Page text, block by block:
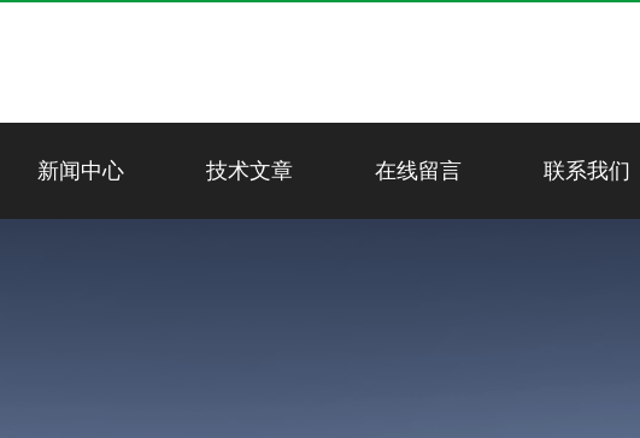
新闻中心 技术文章 在线留言 联系我们